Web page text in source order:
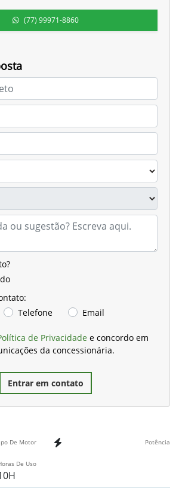
(77) 99971-8860
Telefone Email
de Privacidade e concordo em
da concessionária.
Entrar em contato
De Motor Potência
De Uso